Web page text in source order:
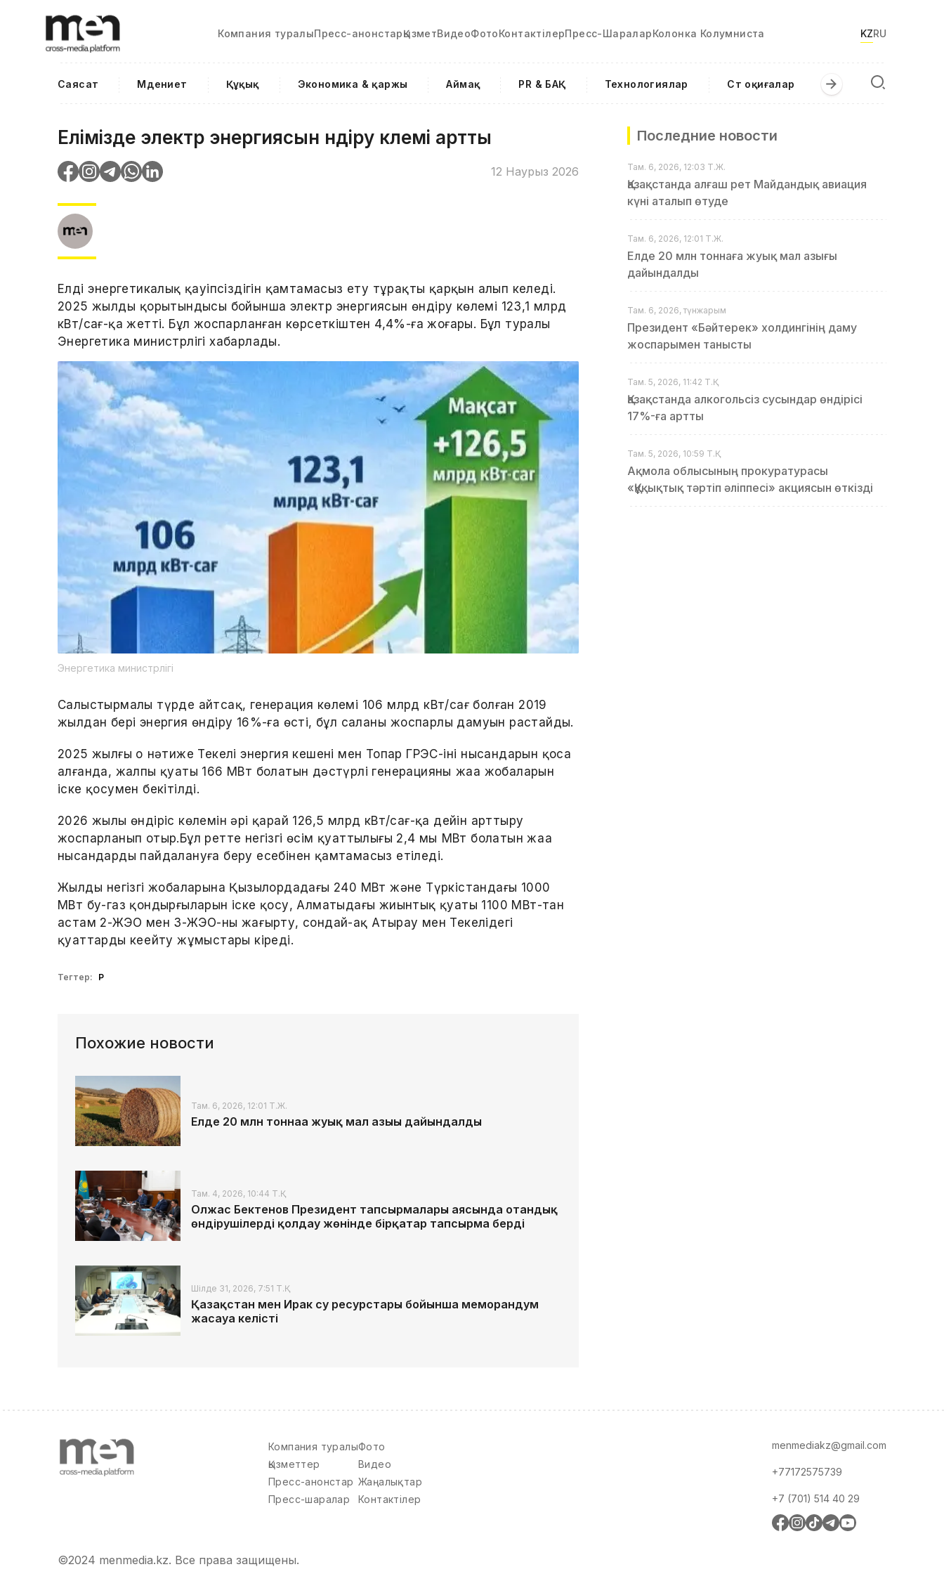
Компания туралыПресс-анонстарҚызметВидеоФотоКонтактілерПресс-ШараларКолонка Колумниста KZRU
Саясат Мәдениет Құқық Экономика & қаржы Аймақ PR & БАҚ Технологиялар Сәт оқиғалар
Елімізде электр энергиясын өндіру көлемі артты
12 Наурыз 2026
Елдің энергетикалық қауіпсіздігін қамтамасыз ету тұрақты қарқын алып келеді.
2025 жылдың қорытындысы бойынша электр энергиясын өндіру көлемі 123,1 млрд
кВт/сағ-қа жетті. Бұл жоспарланған көрсеткіштен 4,4%-ға жоғары. Бұл туралы
Энергетика министрлігі хабарлады.
Энергетика министрлігі
Салыстырмалы түрде айтсақ, генерация көлемі 106 млрд кВт/сағ болған 2019
жылдан бері энергия өндіру 16%-ға өсті, бұл саланың жоспарлы дамуын растайды.
2025 жылғы оң нәтиже Текелі энергия кешені мен Топар ГРЭС-інің нысандарын қоса
алғанда, жалпы қуаты 166 МВт болатын дәстүрлі генерацияның жаңа жобаларын
іске қосумен бекітілді.
2026 жылы өндіріс көлемін әрі қарай 126,5 млрд кВт/сағ-қа дейін арттыру
жоспарланып отыр.Бұл ретте негізгі өсім қуаттылығы 2,4 мың МВт болатын жаңа
нысандарды пайдалануға беру есебінен қамтамасыз етіледі.
Жылдың негізгі жобаларына Қызылордадағы 240 МВт және Түркістандағы 1000
МВт бу-газ қондырғыларын іске қосу, Алматыдағы жиынтық қуаты 1100 МВт-тан
астам 2-ЖЭО мен 3-ЖЭО-ны жаңғырту, сондай-ақ Атырау мен Текелідегі
қуаттарды кеңейту жұмыстары кіреді.
Тегтер: ҚР
Похожие новости
Там. 6, 2026, 12:01 Т.Ж.
Елде 20 млн тоннаға жуық мал азығы дайындалды
Там. 4, 2026, 10:44 Т.Қ.
Олжас Бектенов Президент тапсырмалары аясында отандық
өндірушілерді қолдау жөнінде бірқатар тапсырма берді
Шілде 31, 2026, 7:51 Т.Қ.
Қазақстан мен Ирак су ресурстары бойынша меморандум
жасауға келісті
Последние новости
Там. 6, 2026, 12:03 Т.Ж.
Қазақстанда алғаш рет Майдандық авиация
күні аталып өтуде
Там. 6, 2026, 12:01 Т.Ж.
Елде 20 млн тоннаға жуық мал азығы
дайындалды
Там. 6, 2026, түнжарым
Президент «Бәйтерек» холдингінің даму
жоспарымен танысты
Там. 5, 2026, 11:42 Т.Қ.
Қазақстанда алкогольсіз сусындар өндірісі
17%-ға артты
Там. 5, 2026, 10:59 Т.Қ.
Ақмола облысының прокуратурасы
«Құқықтық тәртіп әліппесі» акциясын өткізді
Компания туралы
Қызметтер
Пресс-анонстар
Пресс-шаралар
Фото
Видео
Жаңалықтар
Контактілер
menmediakz@gmail.com
+77172575739
+7 (701) 514 40 29
©2024 menmedia.kz. Все права защищены.